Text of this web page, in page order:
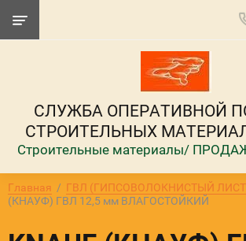
СЛУЖБА ОПЕРАТИВНОЙ
СТРОИТЕЛЬНЫХ
Строительные материалы/
Главная
  /
ГВЛ (ГИПСОВОЛОКНИСТЫЙ
(КНАУФ) ГВЛ 12,5 мм ВЛАГОСТОЙКИЙ